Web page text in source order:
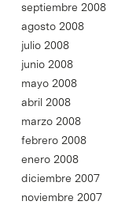
septiembre 2008
agosto 2008
julio 2008
junio 2008
mayo 2008
abril 2008
marzo 2008
febrero 2008
enero 2008
diciembre 2007
noviembre 2007